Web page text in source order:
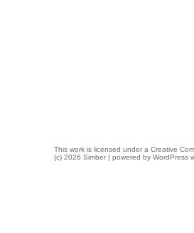
This work is licensed under a Creative
(c) 2026 Simber | powered by WordPress